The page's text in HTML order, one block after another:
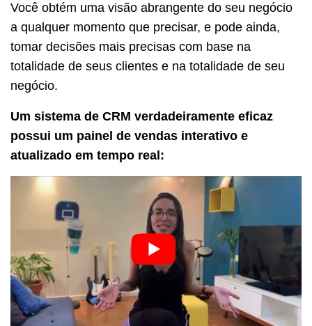
Você obtém uma visão abrangente do seu negócio
a qualquer momento que precisar, e pode ainda,
tomar decisões mais precisas com base na
totalidade de seus clientes e na totalidade de seu
negócio.
Um sistema de CRM verdadeiramente eficaz
possui um painel de vendas interativo e
atualizado em tempo real: